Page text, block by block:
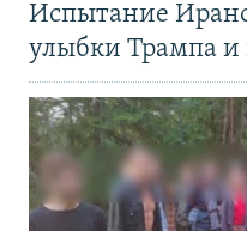
Испытание
улыбки Трампа